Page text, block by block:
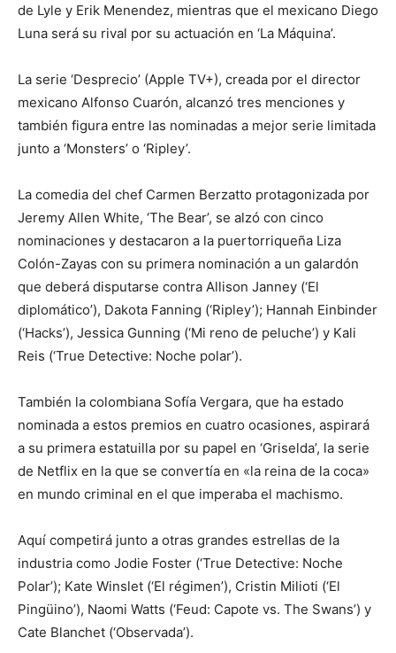
de Lyle y Erik Menendez, mientras que el mexicano Diego
Luna será su rival por su actuación en ‘La Máquina’.
La serie ‘Desprecio’ (Apple TV+), creada por el director
mexicano Alfonso Cuarón, alcanzó tres menciones y
también figura entre las nominadas a mejor serie limitada
junto a ‘Monsters’ o ‘Ripley’.
La comedia del chef Carmen Berzatto protagonizada por
Jeremy Allen White, ‘The Bear’, se alzó con cinco
nominaciones y destacaron a la puertorriqueña Liza
Colón-Zayas con su primera nominación a un galardón
que deberá disputarse contra Allison Janney (‘El
diplomático’), Dakota Fanning (‘Ripley’); Hannah Einbinder
(‘Hacks’), Jessica Gunning (‘Mi reno de peluche’) y Kali
Reis (‘True Detective: Noche polar’).
También la colombiana Sofía Vergara, que ha estado
nominada a estos premios en cuatro ocasiones, aspirará
a su primera estatuilla por su papel en ‘Griselda’, la serie
de Netflix en la que se convertía en «la reina de la coca»
en mundo criminal en el que imperaba el machismo.
Aquí competirá junto a otras grandes estrellas de la
industria como Jodie Foster (‘True Detective: Noche
Polar’); Kate Winslet (‘El régimen’), Cristin Milioti (‘El
Pingüino’), Naomi Watts (‘Feud: Capote vs. The Swans’) y
Cate Blanchet (‘Observada’).